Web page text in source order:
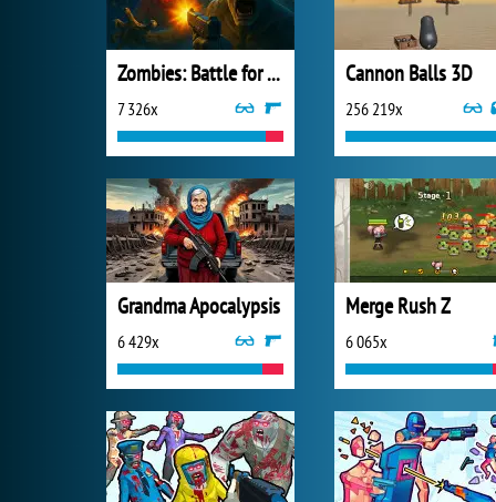
Zombies: Battle for Survival
7 326x
Cannon Balls 3D
256 219x
Grandma Apocalypsis
6 429x
Merge Rush Z
6 065x